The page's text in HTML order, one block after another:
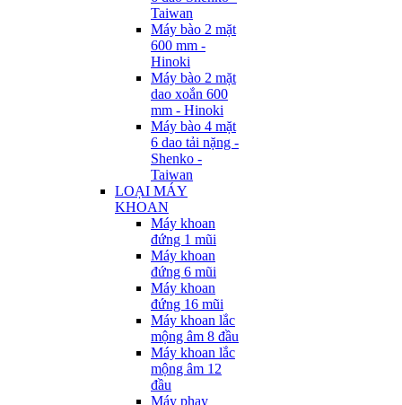
Taiwan
Máy bào 2 mặt
600 mm -
Hinoki
Máy bào 2 mặt
dao xoắn 600
mm - Hinoki
Máy bào 4 mặt
6 dao tải nặng -
Shenko -
Taiwan
LOẠI MÁY
KHOAN
Máy khoan
đứng 1 mũi
Máy khoan
đứng 6 mũi
Máy khoan
đứng 16 mũi
Máy khoan lắc
mộng âm 8 đầu
Máy khoan lắc
mộng âm 12
đầu
Máy phay